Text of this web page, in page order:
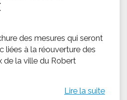
des mesures qui seront
liées à la réouverture des
de la ville du Robert
Lire la suite